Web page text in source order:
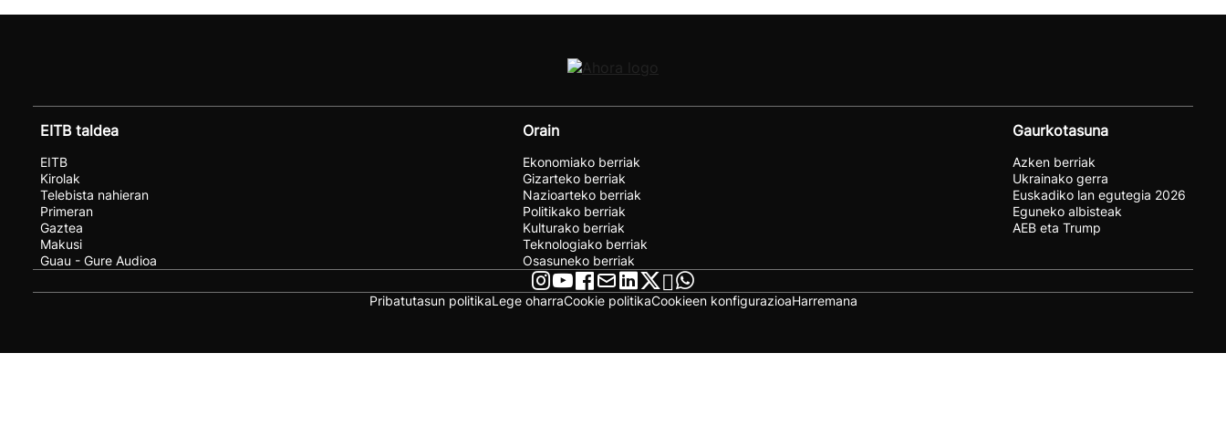
EITB taldea
EITB
Kirolak
Telebista nahieran
Primeran
Gaztea
Makusi
Guau - Gure Audioa
Orain
Ekonomiako berriak
Gizarteko berriak
Nazioarteko berriak
Politikako berriak
Kulturako berriak
Teknologiako berriak
Osasuneko berriak
Gaurkotasuna
Azken berriak
Ukrainako gerra
Euskadiko lan egutegia 2026
Eguneko albisteak
AEB eta Trump
Pribatutasun politikaLege oharraCookie politikaCookieen konfigurazioaHarremana